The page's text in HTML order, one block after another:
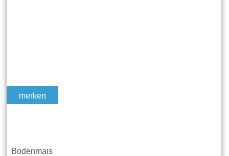
merken
Bodenmais